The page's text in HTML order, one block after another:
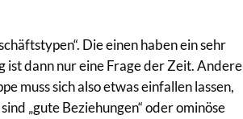
Die einen haben ein sehr
ist dann nur eine Frage der Zeit. Andere
muss sich also etwas einfallen lassen,
„gute Beziehungen“ oder ominöse